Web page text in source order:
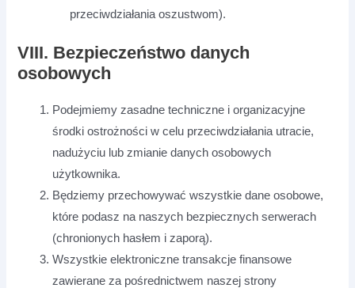
przeciwdziałania oszustwom).
VIII. Bezpieczeństwo danych
osobowych
Podejmiemy zasadne techniczne i organizacyjne
środki ostrożności w celu przeciwdziałania utracie,
nadużyciu lub zmianie danych osobowych
użytkownika.
Będziemy przechowywać wszystkie dane osobowe,
które podasz na naszych bezpiecznych serwerach
(chronionych hasłem i zaporą).
Wszystkie elektroniczne transakcje finansowe
zawierane za pośrednictwem naszej strony